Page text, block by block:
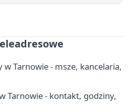
w Tarnowie - msze, kancelaria,
Tarnowie - kontakt, godziny,